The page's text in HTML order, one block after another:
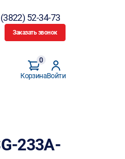
52-34-73
Заказать звонок
Корзина
0
Войти
233A-